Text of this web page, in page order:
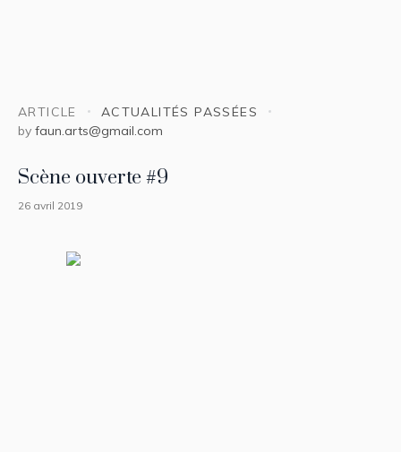
ARTICLE
ACTUALITÉS PASSÉES
by faun.arts@gmail.com
Scène ouverte #9
26 avril 2019